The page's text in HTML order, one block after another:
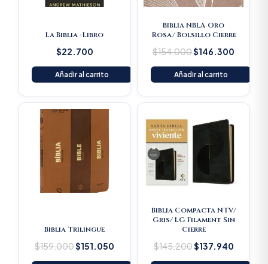
La Biblia -Libro
$22.700
Añadir al carrito
Biblia NBLA Oro
Rosa/ Bolsillo Cierre
$154.000$146.300
Añadir al carrito
Biblia Trilingue
$159.000
Original
$159.000.
$151.050
Current
$151.050.
Biblia Compacta NTV/
Gris/ LG Filament Sin
Cierre
$145.200
was:
$145.200.
$137.940
Current
is: